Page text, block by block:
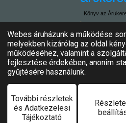
Könyv az
Minden jog
Felhasználási feltételek